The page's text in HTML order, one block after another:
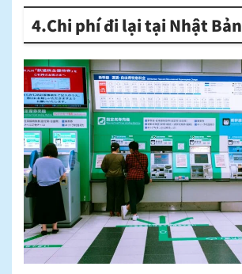
4.Chi phí đi lại tại Nhật Bản